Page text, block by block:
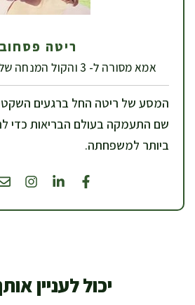
ריטה פסחוב
אמא מסורה ל- 3 והקול המנחה של אתר נוטרי-מאיה
המסע של ריטה החל ברגעים
שם התעמקה בעולם הבריאות כדי
ביותר למשפחתה.
יכול לעניין